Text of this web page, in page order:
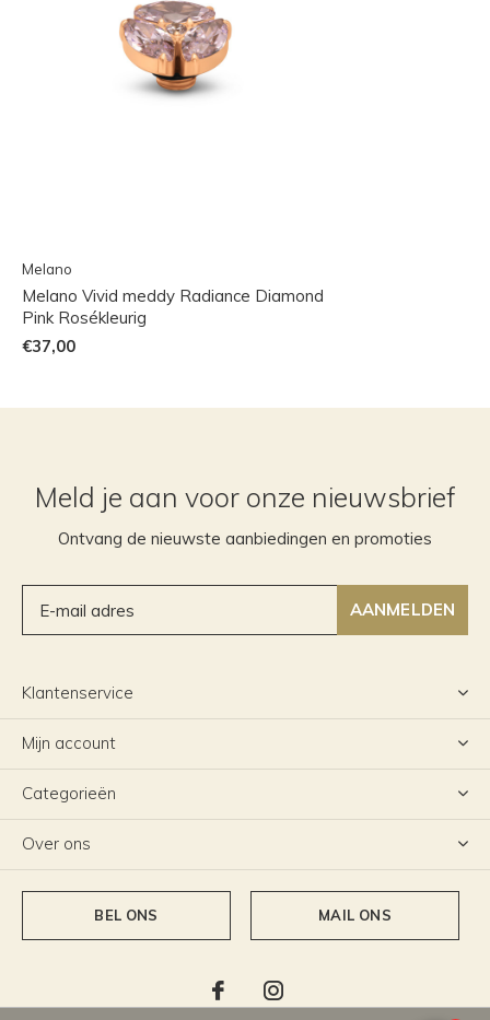
Melano
Melano Vivid meddy Radiance Diamond
Pink Rosékleurig
€37,00
Meld je aan voor onze nieuwsbrief
Ontvang de nieuwste aanbiedingen en promoties
AANMELDEN
Klantenservice
Mijn account
Categorieën
Over ons
BEL ONS MAIL ONS